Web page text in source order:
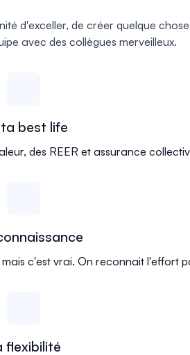
d'exceller, de créer quelque
avec des collègues merveilleux.
best life
des REER et assurance
c'est vrai. On reconnait l'effort
flexibilité